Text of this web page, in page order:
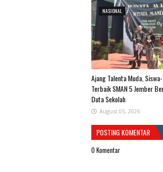
NASIONAL
Ajang Talenta Muda,
Terbaik SMAN 5 Jember
Duta Sekolah
August 05, 2026
POSTING KOMENTAR
0 Komentar